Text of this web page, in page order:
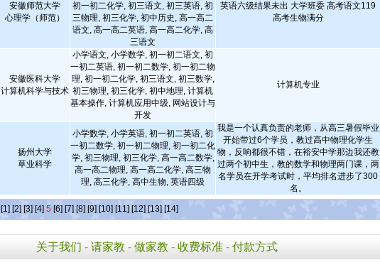
安徽师范大学
心理学（师范）
初一初二化学, 初三语文, 初三英语, 初
三物理, 初三化学, 初中历史, 高一高二
语文, 高一高二英语, 高一高二化学, 高
三语文
英语六级结果未出 大学班委 高考语文119
高考生物满分
安徽医科大学
计算机科学与技术
小学语文, 小学数学, 初一初二语文, 初
一初二英语, 初一初二数学, 初一初二物
理, 初一初二化学, 初三语文, 初三数学,
初三物理, 初三化学, 初中地理, 计算机
基本操作, 计算机应用中级, 网站设计与
开发
计算机专业
扬州大学
草业科学
小学数学, 小学英语, 初一初二英语, 初
一初二数学, 初一初二物理, 初一初二化
学, 初三物理, 初三化学, 高一高二数学,
高一高二物理, 高一高二化学, 高三物
理, 高三化学, 高中生物, 英语四级
我是一个认真负责的老师，从高三暑假毕业
开始带过6个学员，教过高中物理化学生
物，反响都很不错，在裕安中学那边我还教
过两个初中生，教的数学和物理两门课，两
名学员在开学考试时，平均排名进步了300
名。
[1] [2] [3] [4] 5 [6] [7] [8] [9] [10] [11] [12] [13] [14]
关于我们 - 请家教 - 做家教 - 收费标准 - 付款方式